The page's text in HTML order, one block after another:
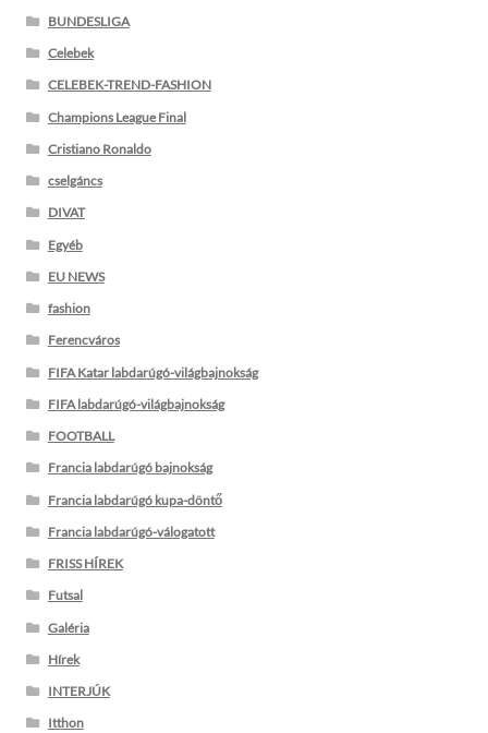
BUNDESLIGA
Celebek
CELEBEK-TREND-FASHION
Champions League Final
Cristiano Ronaldo
cselgáncs
DIVAT
Egyéb
EU NEWS
fashion
Ferencváros
FIFA Katar labdarúgó-világbajnokság
FIFA labdarúgó-világbajnokság
FOOTBALL
Francia labdarúgó bajnokság
Francia labdarúgó kupa-döntő
Francia labdarúgó-válogatott
FRISS HÍREK
Futsal
Galéria
Hírek
INTERJÚK
Itthon